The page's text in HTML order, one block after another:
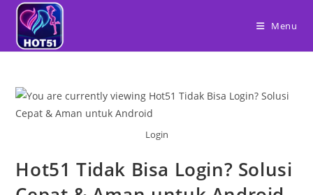
Skip
content
Menu
Login
Hot51 Tidak Bisa Login? Solusi